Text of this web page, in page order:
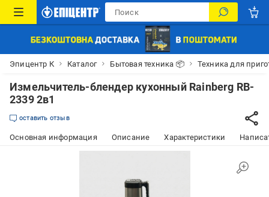
Эпицентр К Каталог Бытовая техника 📦 Техника для
Измельчитель-блендер кухонный Rainberg RB-
2339 2в1
оставить отзыв
Основная информация Описание Характеристики